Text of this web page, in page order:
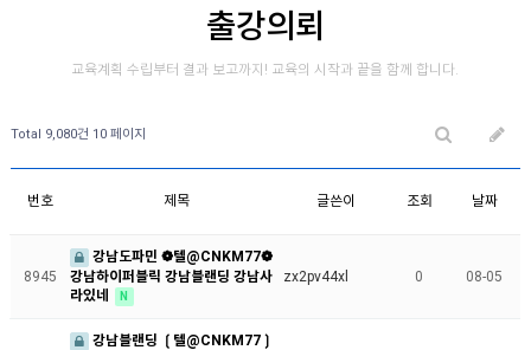
출강의뢰
교육계획 수립부터 결과 보고까지! 교육의 시작과 끝을 함께 합니다.
Total 9,080건 10 페이지
번호 제목 글쓴이 조회 날짜
8945
강남도파민 ❁텔@CNKM77❁
강남하이퍼블릭 강남블랜딩 강남사
라있네
N
zx2pv44xl 0 08-05
강남블랜딩 ❲텔@CNKM77❳